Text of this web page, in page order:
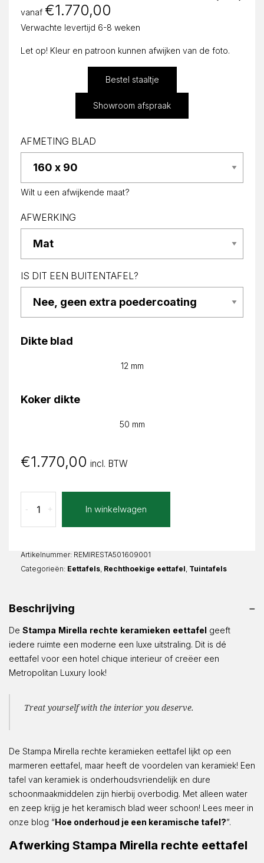
vanaf €1.770,00
Verwachte levertijd 6-8 weken
Let op! Kleur en patroon kunnen afwijken van de foto.
Bestel staaltje
Showroom afspraak
AFMETING BLAD
Wilt u een afwijkende maat?
AFWERKING
IS DIT EEN BUITENTAFEL?
Dikte blad
12 mm
Koker dikte
50 mm
€1.770,00 incl. BTW
Mirella
Recht
+
- In winkelwagen
Artikelnummer: REMIRESTA501609001
Categorieën: Eettafels Rechthoekige eettafel Tuintafels
Beschrijving
De Stampa Mirella rechte keramieken eettafel geeft
iedere ruimte een moderne een luxe uitstraling. Dit is dé
eettafel voor een hotel chique interieur of creëer een
Metropolitan Luxury look!
Treat yourself with the interior you deserve.
De Stampa Mirella rechte keramieken eettafel lijkt op een
marmeren eettafel, maar heeft de voordelen van keramiek! Een
tafel van keramiek is onderhoudsvriendelijk en dure
schoonmaakmiddelen zijn hierbij overbodig. Met alleen water
en zeep krijg je het keramisch blad weer schoon! Lees meer in
onze blog “Hoe onderhoud je een keramische tafel?”.
Afwerking Stampa Mirella rechte eettafel